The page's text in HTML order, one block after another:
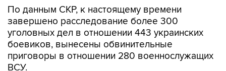
По данным СКР, к настоящему времени
завершено расследование более 300
уголовных дел в отношении 443 украинских
боевиков, вынесены обвинительные
приговоры в отношении 280 военнослужащих
ВСУ.